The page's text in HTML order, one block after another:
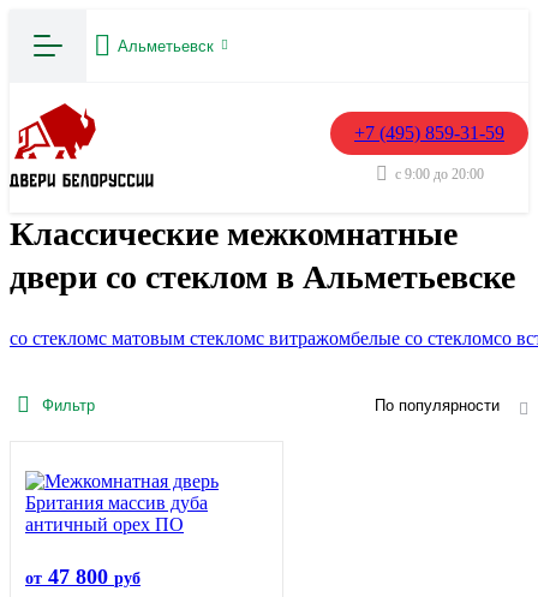
Альметьевск
+7 (495) 859-31-59
с 9:00 до 20:00
Классические межкомнатные
двери со стеклом в Альметьевске
со стекломс матовым стекломс витражомбелые со стекломсо
Фильтр По популярности
от 47 800 руб